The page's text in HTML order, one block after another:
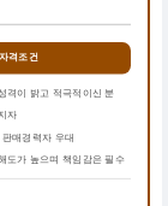
자격조건
격이 밝고 적극적이신 분
자
매경력자 우대
도가 높으며 책임감은 필수